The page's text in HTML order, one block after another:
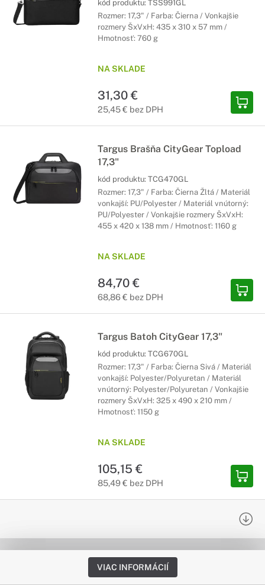
kód produktu: TSS991GL
Rozmer: 17,3" / Farba: Čierna / Vonkajšie
rozmery ŠxVxH: 435 x 310 x 57 mm /
Hmotnosť: 760 g
NA SKLADE
31,30 €
25,45 € bez DPH
Targus Brašňa CityGear Topload
17,3"
kód produktu: TCG470GL
Rozmer: 17,3" / Farba: Čierna Žltá / Materiál
vonkajší: PU/Polyester / Materiál vnútorný:
PU/Polyester / Vonkajšie rozmery ŠxVxH:
455 x 420 x 138 mm / Hmotnosť: 1160 g
NA SKLADE
84,70 €
68,86 € bez DPH
Targus Batoh CityGear 17,3"
kód produktu: TCG670GL
Rozmer: 17,3" / Farba: Čierna Sivá / Materiál
vonkajší: Polyester/Polyuretan / Materiál
vnútorný: Polyester/Polyuretan / Vonkajšie
rozmery ŠxVxH: 325 x 490 x 210 mm /
Hmotnosť: 1150 g
NA SKLADE
105,15 €
85,49 € bez DPH
VIAC INFORMÁCIÍ